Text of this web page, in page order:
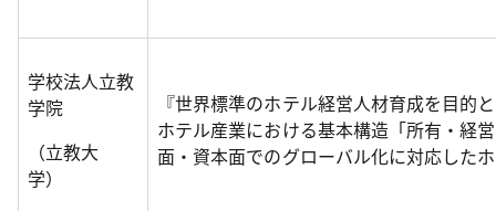
学校法人立教
学院
（立教大
学）
『世界標準のホテル経営人材育成を目的
ホテル産業における基本構造「所有・経
面・資本面でのグローバル化に対応した